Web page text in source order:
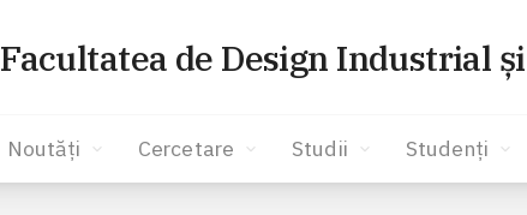
Facultatea de Design Industrial
Noutăți Cercetare Studii Studenți